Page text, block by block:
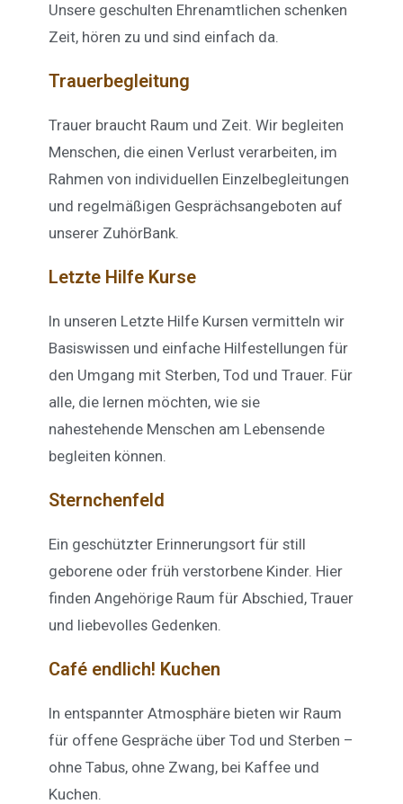
Unsere geschulten Ehrenamtlichen schenken
Zeit, hören zu und sind einfach da.
Trauerbegleitung
Trauer braucht Raum und Zeit. Wir begleiten
Menschen, die einen Verlust verarbeiten, im
Rahmen von individuellen Einzelbegleitungen
und regelmäßigen Gesprächsangeboten auf
unserer ZuhörBank.
Letzte Hilfe Kurse
In unseren Letzte Hilfe Kursen vermitteln wir
Basiswissen und einfache Hilfestellungen für
den Umgang mit Sterben, Tod und Trauer. Für
alle, die lernen möchten, wie sie
nahestehende Menschen am Lebensende
begleiten können.
Sternchenfeld
Ein geschützter Erinnerungsort für still
geborene oder früh verstorbene Kinder. Hier
finden Angehörige Raum für Abschied, Trauer
und liebevolles Gedenken.
Café endlich! Kuchen
In entspannter Atmosphäre bieten wir Raum
für offene Gespräche über Tod und Sterben –
ohne Tabus, ohne Zwang, bei Kaffee und
Kuchen.